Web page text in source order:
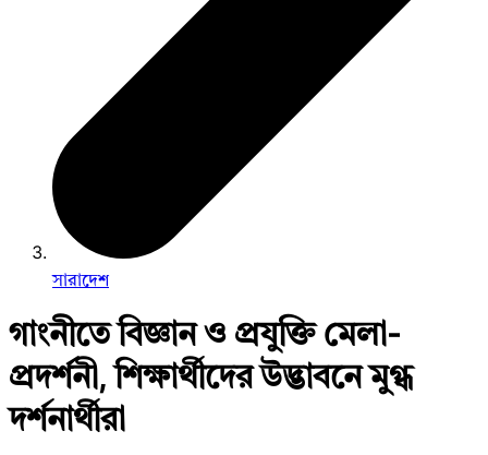
সারাদেশ
গাংনীতে বিজ্ঞান ও প্রযুক্তি মেলা-
প্রদর্শনী, শিক্ষার্থীদের উদ্ভাবনে মুগ্ধ
দর্শনার্থীরা